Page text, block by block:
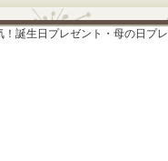
誕生日プレゼント・母の日プ